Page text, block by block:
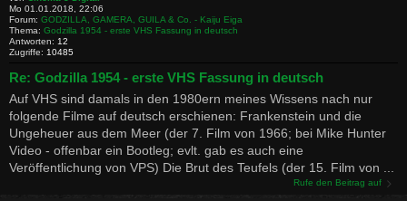
Mo 01.01.2018, 22:06
Forum: GODZILLA, GAMERA, GUILA & Co. - Kaiju Eiga
Thema: Godzilla 1954 - erste VHS Fassung in deutsch
Antworten: 12
Zugriffe: 10485
Re: Godzilla 1954 - erste VHS Fassung in deutsch
Auf VHS sind damals in den 1980ern meines Wissens nach nur
folgende Filme auf deutsch erschienen: Frankenstein und die
Ungeheuer aus dem Meer (der 7. Film von 1966; bei Mike Hunter
Video - offenbar ein Bootleg; evlt. gab es auch eine
Veröffentlichung von VPS) Die Brut des Teufels (der 15. Film von ...
Rufe den Beitrag auf